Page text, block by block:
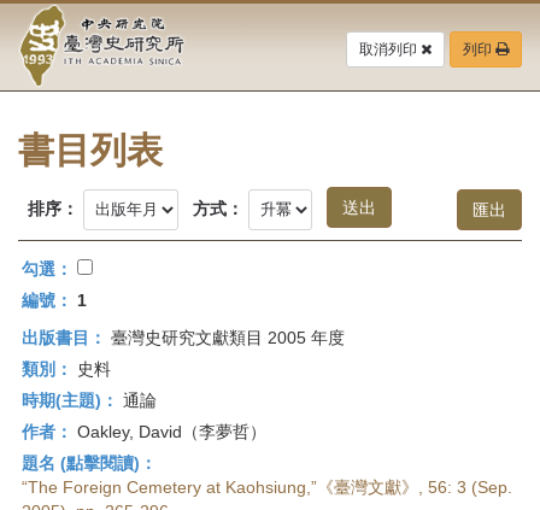
要
中
央
研
究
院-
臺
灣
史
研
究
所-
取消列印 列印
書目列表
排序： 方式：
勾選：
編號：
1
出版書目： 臺灣史研究文獻類目 2005 年度
類別：
史料
時期(主題)： 通論
作者： Oakley, David（李夢哲）
題名 (點擊閱讀)：
“The Foreign Cemetery at Kaohsiung,”《臺灣文獻》, 56: 3 (Sep.